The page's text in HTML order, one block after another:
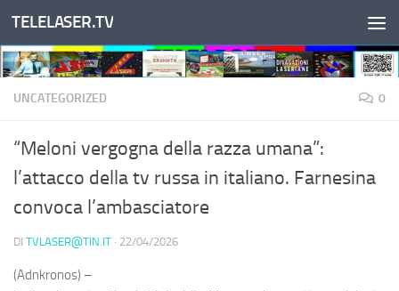
Salta al contenuto
TELELASER.TV
UNCATEGORIZED 0
“Meloni vergogna della razza umana”:
l’attacco della tv russa in italiano. Farnesina
convoca l’ambasciatore
DI TVLASER@TIN.IT · 22/04/2026
(Adnkronos) –